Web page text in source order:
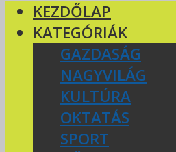
KEZDŐLAP
KATEGÓRIÁK
GAZDASÁG
NAGYVILÁG
KULTÚRA
OKTATÁS
SPORT